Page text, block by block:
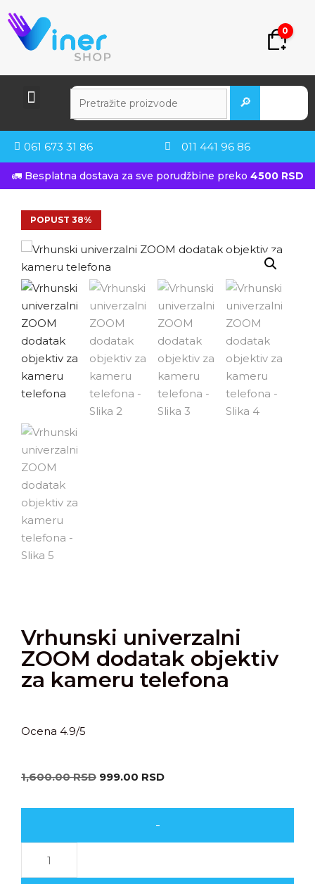
0
🔎
061 673 31 86 011 441 96 86
🚛 Besplatna dostava za sve porudžbine preko 4500 RSD
POPUST 38%
Vrhunski univerzalni
ZOOM dodatak objektiv
za kameru telefona
Ocena 4.9/5
1,600.00RSD 999.00 RSD
-